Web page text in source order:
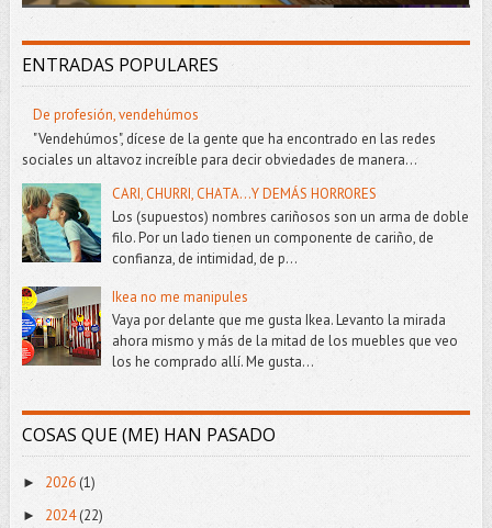
ENTRADAS POPULARES
De profesión, vendehúmos
"Vendehúmos", dícese de la gente que ha encontrado en las redes
sociales un altavoz increíble para decir obviedades de manera...
CARI, CHURRI, CHATA...Y DEMÁS HORRORES
Los (supuestos) nombres cariñosos son un arma de doble
filo. Por un lado tienen un componente de cariño, de
confianza, de intimidad, de p...
Ikea no me manipules
Vaya por delante que me gusta Ikea. Levanto la mirada
ahora mismo y más de la mitad de los muebles que veo
los he comprado allí. Me gusta...
COSAS QUE (ME) HAN PASADO
► 2026 (1)
► 2024(22)